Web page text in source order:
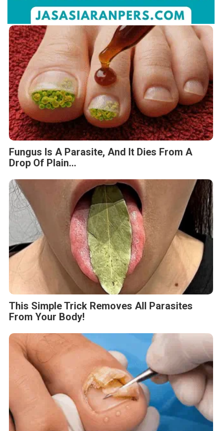
Fungus Is A Parasite, And It Dies From A
Drop Of Plain...
This Simple Trick Removes All Parasites
From Your Body!